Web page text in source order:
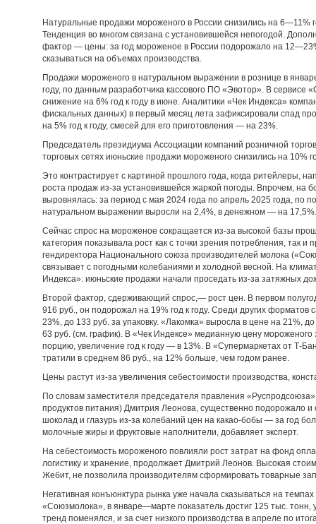
Натуральные продажи мороженого в России снизились на 6—11%
Тенденция во многом связана с установившейся непогодой.
фактор — цены: за год мороженое в России подорожало на
сказываться на объемах производства.
Продажи мороженого в натуральном выражении в рознице в
году, по данным разработчика кассового ПО «Эвотор». В сервисе
снижение на 6% год к году в июне. Аналитики «Чек Индекса»
фискальных данных) в первый месяц лета зафиксировали спад
на 5% год к году, смесей для его приготовления — на 23%.
Председатель президиума Ассоциации компаний розничной
торговых сетях июньские продажи мороженого снизились на 10%
Это контрастирует с картиной прошлого года, когда ритейлеры,
роста продаж из-за установившейся жаркой погоды. Впрочем, на
выровнялась: за период с мая 2024 года по апрель 2025 года, по
натуральном выражении выросли на 2,4%, в денежном — на 17,5%.
Сейчас спрос на мороженое сокращается из-за высокой базы
категория показывала рост как с точки зрения потребления, так и
гендиректора Национального союза производителей молока
связывает с погодными колебаниями и холодной весной. На
Индекса»: июньские продажи начали проседать из-за затяжных
Второй фактор, сдерживающий спрос,— рост цен. В первом
916 руб., он подорожал на 19% год к году. Среди других
23%, до 133 руб. за упаковку. «Лакомка» выросла в цене на 21%,
63 руб. (см. график). В «Чек Индексе» медианную цену
порцию, увеличение год к году — в 13%. В «Супермаркетах от Т-
тратили в среднем 86 руб., на 12% больше, чем годом ранее.
Цены растут из-за увеличения себестоимости производства,
По словам заместителя председателя правления
продуктов питания) Дмитрия Леонова, существенно подорожало
шоколад и глазурь из-за колебаний цен на какао-бобы — за год
молочные жиры и фруктовые наполнители, добавляет эксперт.
На себестоимость мороженого повлияли рост затрат на фонд
логистику и хранение, продолжает Дмитрий Леонов. Высокая
Жебит, не позволила производителям сформировать товарные
Негативная конъюнктура рынка уже начала сказываться на
«Союзмолока», в январе—марте показатель достиг 125 тыс. тонн,
тренд поменялся, и за счет низкого производства в апреле по